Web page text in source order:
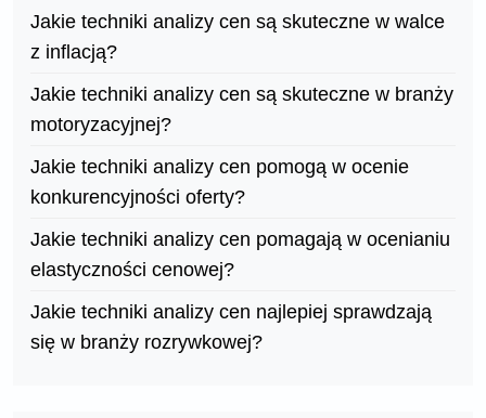
Jakie techniki analizy cen są skuteczne w walce
z inflacją?
Jakie techniki analizy cen są skuteczne w branży
motoryzacyjnej?
Jakie techniki analizy cen pomogą w ocenie
konkurencyjności oferty?
Jakie techniki analizy cen pomagają w ocenianiu
elastyczności cenowej?
Jakie techniki analizy cen najlepiej sprawdzają
się w branży rozrywkowej?